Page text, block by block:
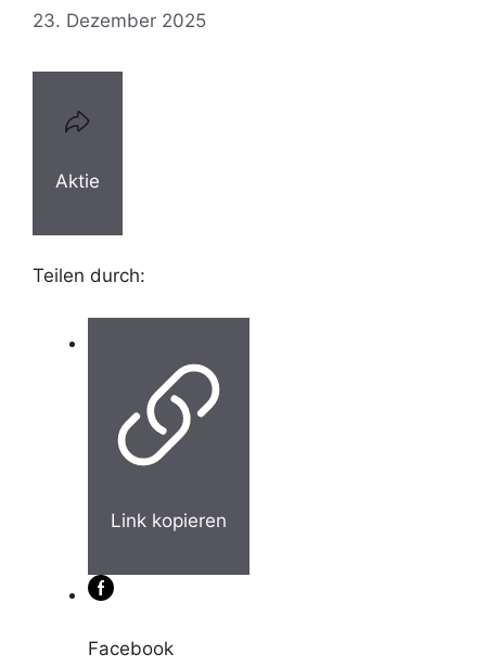
23. Dezember 2025
Aktie
Teilen durch:
Link kopieren
Facebook